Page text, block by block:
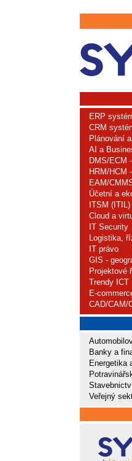
ERP
CRM
Plánování
AI a
DMS/ECM
HRM/HCM
EAM/
Účetní a
ITSM
Cloud a
IT Security
Logistika,
IT právo
GIS -
Projektové
Trendy ICT
E-
CAD/CAM/
Banky a
Energetika
Veřejný